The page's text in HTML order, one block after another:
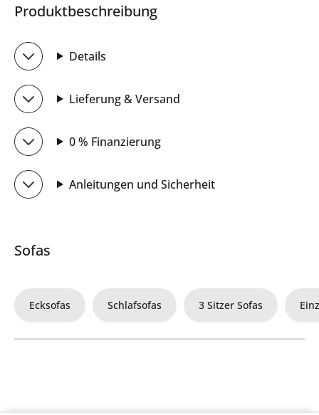
Produktbeschreibung
Details
Lieferung & Versand
0 % Finanzierung
Anleitungen und Sicherheit
Sofas
Ecksofas Schlafsofas 3 Sitzer Sofas